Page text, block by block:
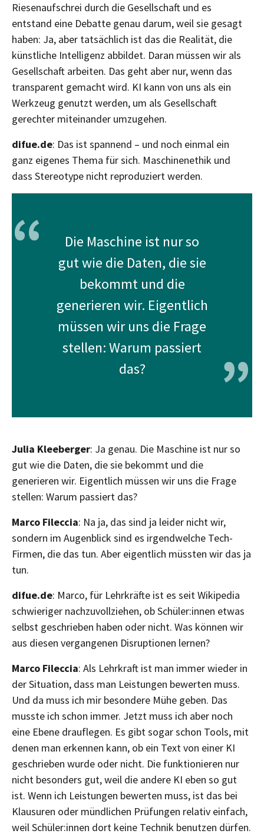
Riesenaufschrei durch die Gesellschaft und es
entstand eine Debatte genau darum, weil sie gesagt
haben: Ja, aber tatsächlich ist das die Realität, die
künstliche Intelligenz abbildet. Daran müssen wir als
Gesellschaft arbeiten. Das geht aber nur, wenn das
transparent gemacht wird. KI kann von uns als ein
Werkzeug genutzt werden, um als Gesellschaft
gerechter miteinander umzugehen.
difue.de: Das ist spannend – und noch einmal ein
ganz eigenes Thema für sich. Maschinenethik und
dass Stereotype nicht reproduziert werden.
“
Die Maschine ist nur so
gut wie die Daten, die sie
bekommt und die
generieren wir. Eigentlich
müssen wir uns die Frage
stellen: Warum passiert
das?
”
Julia Kleeberger: Ja genau. Die Maschine ist nur so
gut wie die Daten, die sie bekommt und die
generieren wir. Eigentlich müssen wir uns die Frage
stellen: Warum passiert das?
Marco Fileccia: Na ja, das sind ja leider nicht wir,
sondern im Augenblick sind es irgendwelche Tech-
Firmen, die das tun. Aber eigentlich müssten wir das ja
tun.
difue.de: Marco, für Lehrkräfte ist es seit Wikipedia
schwieriger nachzuvollziehen, ob Schüler:innen etwas
selbst geschrieben haben oder nicht. Was können wir
aus diesen vergangenen Disruptionen lernen?
Marco Fileccia: Als Lehrkraft ist man immer wieder in
der Situation, dass man Leistungen bewerten muss.
Und da muss ich mir besondere Mühe geben. Das
musste ich schon immer. Jetzt muss ich aber noch
eine Ebene drauflegen. Es gibt sogar schon Tools, mit
denen man erkennen kann, ob ein Text von einer KI
geschrieben wurde oder nicht. Die funktionieren nur
nicht besonders gut, weil die andere KI eben so gut
ist. Wenn ich Leistungen bewerten muss, ist das bei
Klausuren oder mündlichen Prüfungen relativ einfach,
weil Schüler:innen dort keine Technik benutzen dürfen.